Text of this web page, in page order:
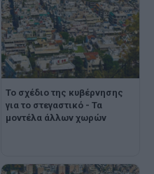
Το σχέδιο της κυβέρνησης
για το στεγαστικό - Τα
μοντέλα άλλων χωρών